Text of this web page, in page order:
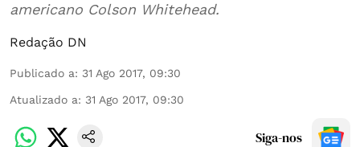
americano Colson Whitehead.
Redação DN
Publicado a: 31 Ago 2017, 09:30
Atualizado a: 31 Ago 2017, 09:30
Siga-nos